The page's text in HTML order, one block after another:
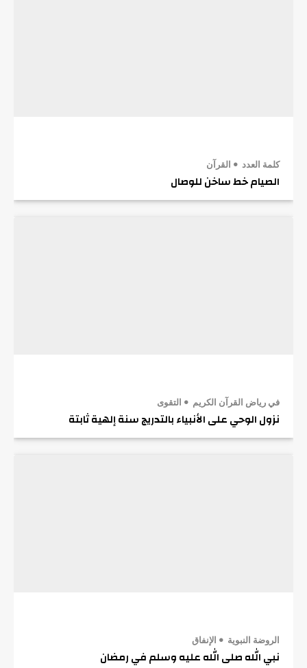
كلمة العدد القرآن
الصيام خط ساخن للوصال
في رياض القرآن الكريم التقوى
نزول الوحي على الأنبياء بالتدريج سنة إلهية ثابتة
الروضة النبوية الإنفاق
نبي الله صلى الله عليه وسلم في رمضان